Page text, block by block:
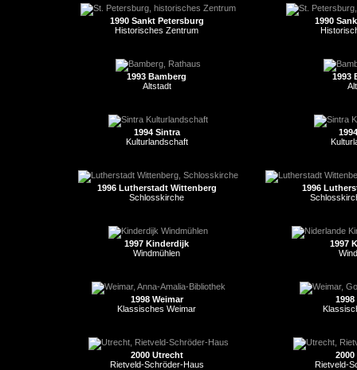
1990 Sankt Petersburg
Historisches Zentrum
1990
1993 Bamberg
Altstadt
1993
1994 Sintra
Kulturlandschaft
1996 Lutherstadt Wittenberg
Schlosskirche
1996
1997 Kinderdijk
Windmühlen
1997
1998 Weimar
Klassisches Weimar
1998
2000 Utrecht
Rietveld-Schröder-Haus
Rietveld-